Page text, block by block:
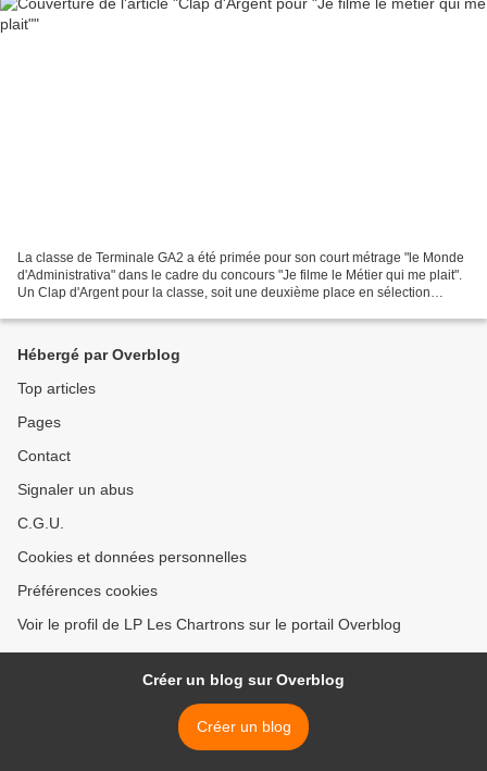
La classe de Terminale GA2 a été primée pour son court métrage "le Monde
d'Administrativa" dans le cadre du concours "Je filme le Métier qui me plait".
Un Clap d'Argent pour la classe, soit une deuxième place en sélection
Hébergé par Overblog
Top articles
Pages
Contact
Signaler un abus
C.G.U.
Cookies et données personnelles
Préférences cookies
Voir le profil de LP Les Chartrons sur le portail Overblog
Créer un blog sur Overblog
Créer un blog